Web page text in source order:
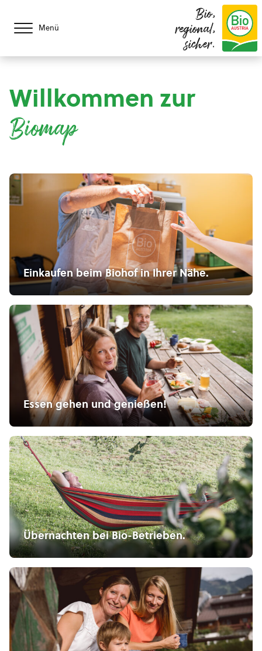
Menü
Bio,
regional,
sicher.
Willkommen zur
Biomap
Einkaufen beim Biohof in Ihrer Nähe.
Essen gehen und genießen!
Übernachten bei Bio-Betrieben.